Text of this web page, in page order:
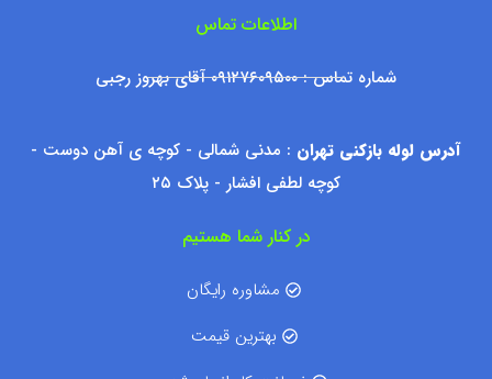
اطلاعات تماس
شماره تماس : ۰۹۱۲۷۶۰۹۵۰۰ آقای بهروز رجبی
آدرس لوله بازکنی تهران : مدنی شمالی - کوچه ی آهن دوست -
کوچه لطفی افشار - پلاک ۲۵
در کنار شما هستیم
مشاوره رایگان
بهترین قیمت